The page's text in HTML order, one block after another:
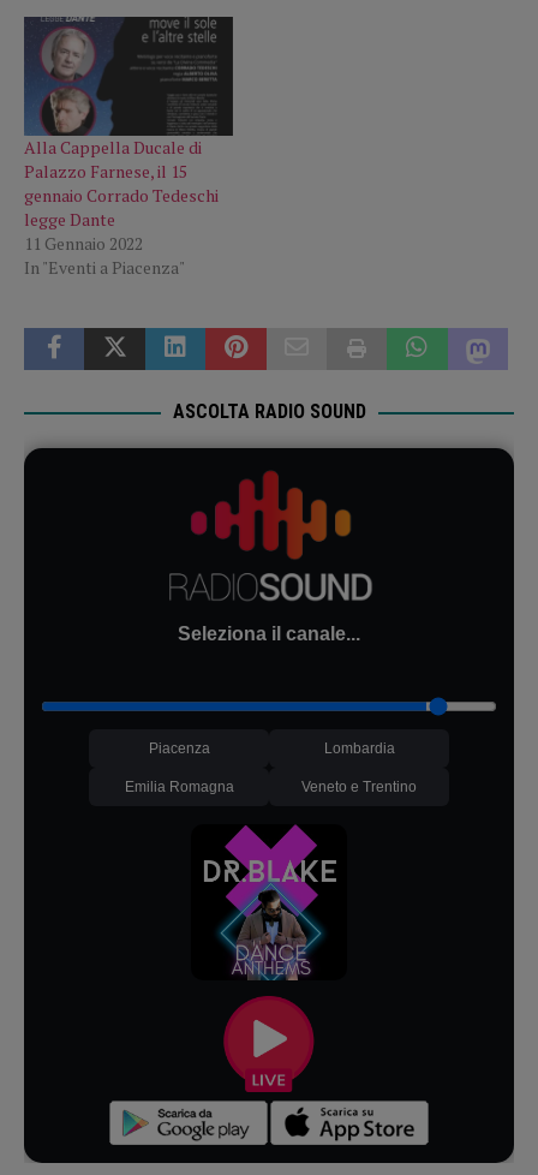
Alla Cappella Ducale di
Palazzo Farnese, il 15
gennaio Corrado Tedeschi
legge Dante
11 Gennaio 2022
In "Eventi a Piacenza"
ASCOLTA RADIO SOUND
Seleziona il canale...
Piacenza Lombardia
Emilia Romagna Veneto e Trentino